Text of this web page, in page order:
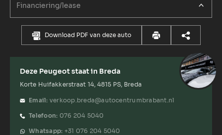
Financiering/lease
Download PDF van deze auto
Deze Peugeot staat in Breda
Korte Huifakkerstraat 14, 4815 PS, Breda
Email: verkoop.breda@autocentrumbrabant.nl
Telefoon: 076 204 5040
Whatsapp: +31 076 204 5040